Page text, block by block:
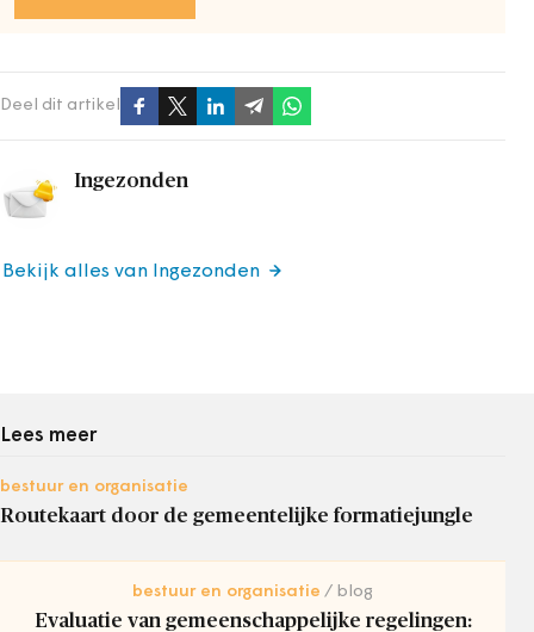
Deel dit artikel
Ingezonden
Bekijk alles van Ingezonden
Lees meer
bestuur en organisatie
Routekaart door de gemeentelijke formatiejungle
bestuur en organisatie blog
Evaluatie van gemeenschappelijke regelingen: